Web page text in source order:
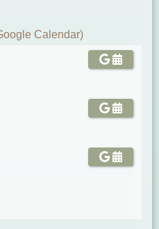
Calendar)